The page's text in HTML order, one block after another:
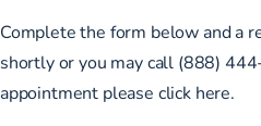
Complete the form below and a
shortly or you may call (888)
appointment please click here.